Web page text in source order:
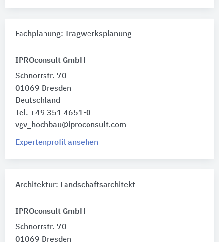
Fachplanung: Tragwerksplanung
IPROconsult GmbH
Schnorrstr. 70
01069 Dresden
Deutschland
Tel. +49 351 4651-0
vgv_hochbau@iproconsult.com
Expertenprofil ansehen
Architektur: Landschaftsarchitekt
IPROconsult GmbH
Schnorrstr. 70
01069 Dresden